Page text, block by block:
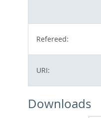
Refereed:
URI:
Downloads